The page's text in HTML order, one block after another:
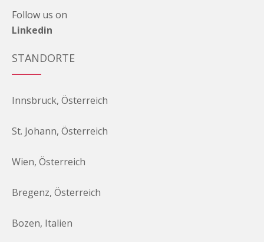
Follow us on
Linkedin
STANDORTE
Innsbruck, Österreich
St. Johann, Österreich
Wien, Österreich
Bregenz, Österreich
Bozen, Italien